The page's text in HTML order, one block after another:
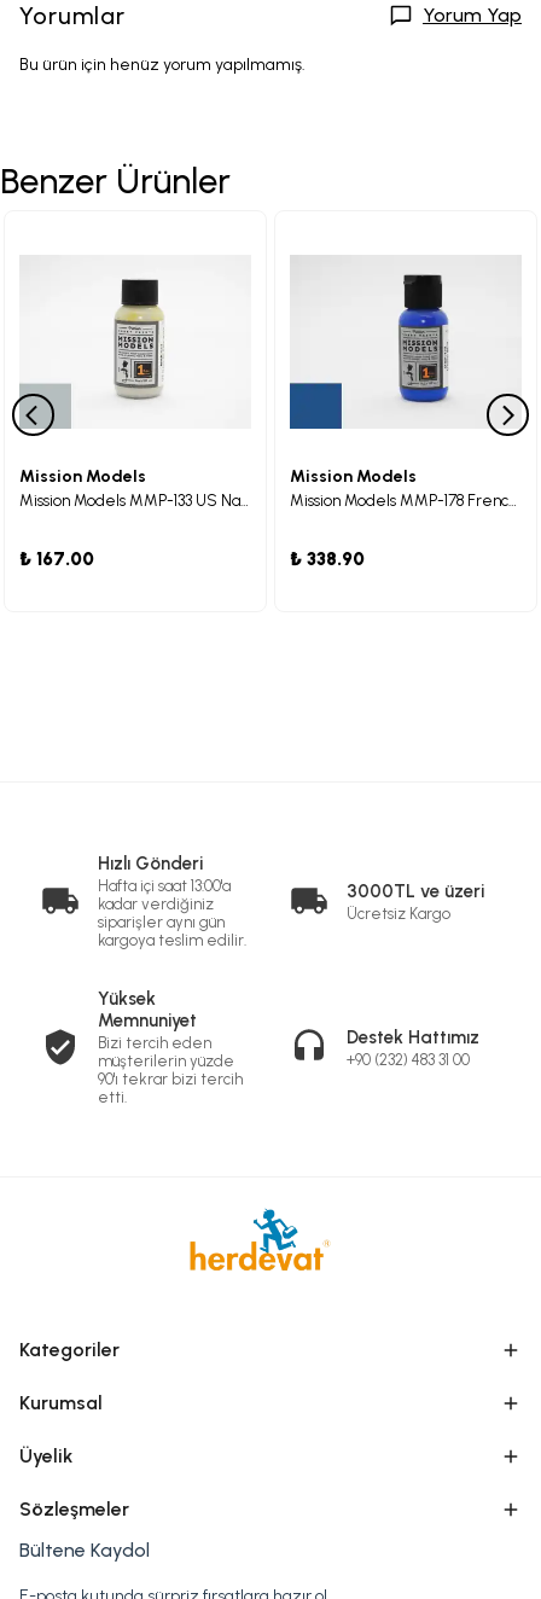
Yorumlar Yorum Yap
Bu ürün için henüz yorum yapılmamış.
Benzer Ürünler
Mission Models
Mission Models MMP-133 US Navy 5P Pale Grey Blue Maket Boyası 30ml
₺ 167.00
Mission Models
Mission Models MMP-178 French Blue (Cobalt Blue)
₺ 338.90
Hızlı Gönderi
Hafta içi saat 13:00'a
kadar verdiğiniz
siparişler aynı gün
kargoya teslim edilir.
3000TL ve üzeri
Ücretsiz Kargo
Yüksek
Memnuniyet
Bizi tercih eden
müşterilerin yüzde
90'ı tekrar bizi tercih
etti.
Destek Hattımız
+90 (232) 483 31 00
Kategoriler
Kurumsal
Üyelik
Sözleşmeler
Bültene Kaydol